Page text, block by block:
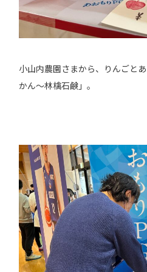
小山内農園さまから、りんごと
かん～林檎石鹸」。